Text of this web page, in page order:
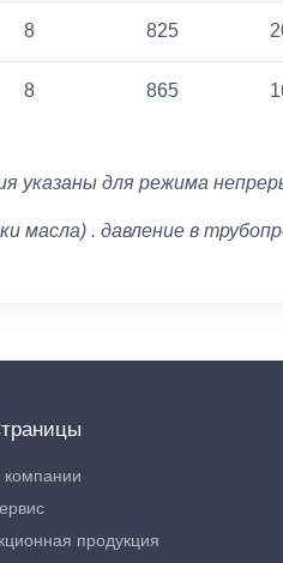
8 825
8 865
указаны для режима
масла) . давление в
продукция